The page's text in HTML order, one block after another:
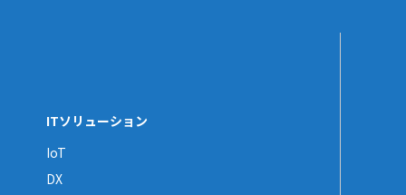
ITソリューション
IoT
DX